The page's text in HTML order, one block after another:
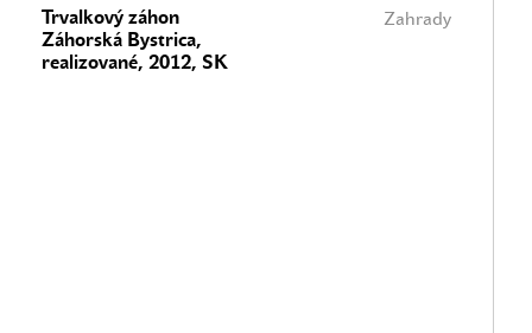
Zahrady
Trvalkový záhon
Záhorská Bystrica,
realizované, 2012, SK